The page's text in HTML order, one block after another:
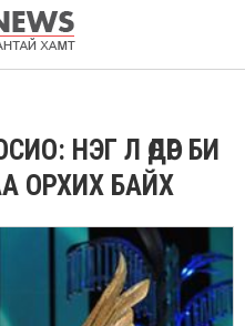
НЭГ Л ӨДӨР БИ
ОРХИХ БАЙХ